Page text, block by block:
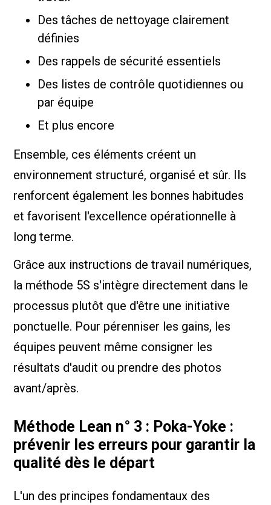
Des tâches de nettoyage clairement
définies
Des rappels de sécurité essentiels
Des listes de contrôle quotidiennes ou
par équipe
Et plus encore
Ensemble, ces éléments créent un
environnement structuré, organisé et sûr. Ils
renforcent également les bonnes habitudes
et favorisent l'excellence opérationnelle à
long terme.
Grâce aux instructions de travail numériques,
la méthode 5S s'intègre directement dans le
processus plutôt que d'être une initiative
ponctuelle. Pour pérenniser les gains, les
équipes peuvent même consigner les
résultats d'audit ou prendre des photos
avant/après.
Méthode Lean n° 3 : Poka-Yoke :
prévenir les erreurs pour garantir la
qualité dès le départ
L'un des principes fondamentaux des